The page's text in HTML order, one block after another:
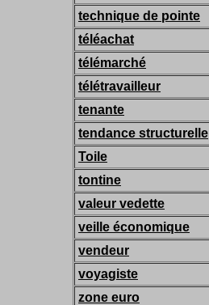
technique de pointe
téléachat
télémarché
télétravailleur
tenante
tendance structurelle
Toile
tontine
valeur vedette
veille économique
vendeur
voyagiste
zone euro